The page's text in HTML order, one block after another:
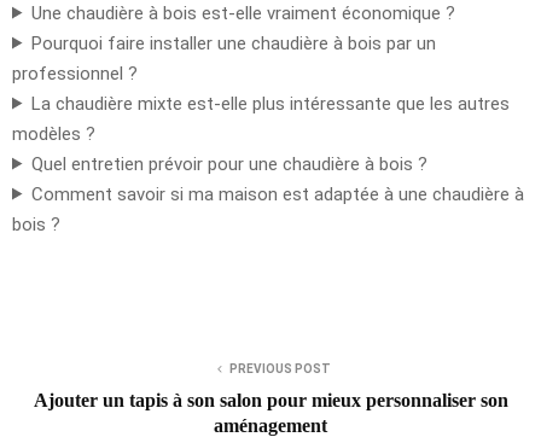
Une chaudière à bois est-elle vraiment économique ?
Pourquoi faire installer une chaudière à bois par un
professionnel ?
La chaudière mixte est-elle plus intéressante que les autres
modèles ?
Quel entretien prévoir pour une chaudière à bois ?
Comment savoir si ma maison est adaptée à une chaudière à
bois ?
PREVIOUS POST
Ajouter un tapis à son salon pour mieux personnaliser son
aménagement